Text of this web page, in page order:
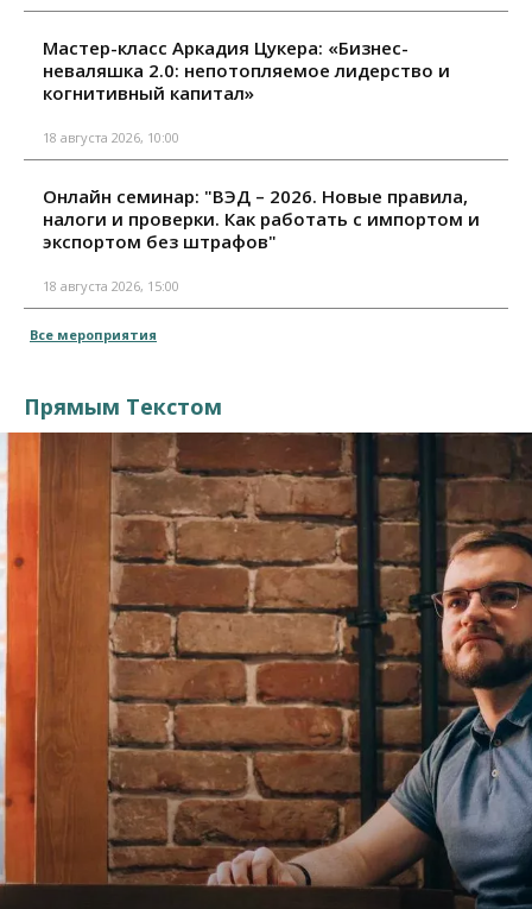
Мастер-класс Аркадия Цукера: «Бизнес-
неваляшка 2.0: непотопляемое лидерство и
когнитивный капитал»
18 августа 2026, 10:00
Онлайн семинар: "ВЭД – 2026. Новые правила,
налоги и проверки. Как работать с импортом и
экспортом без штрафов"
18 августа 2026, 15:00
Все мероприятия
Прямым Текстом